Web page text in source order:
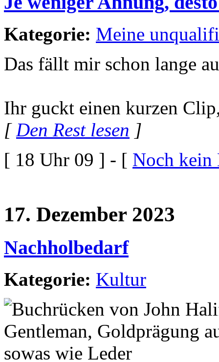
Kategorie: Meine
Das fällt mir schon lange
Ihr guckt einen kurzen
[Den Rest lesen ]
[ 18 Uhr 09 ] - [ Noch kein
17. Dezember 2023
Nachholbedarf
Kategorie: Kultur